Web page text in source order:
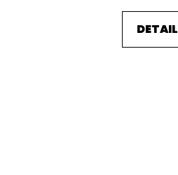
DETAIL